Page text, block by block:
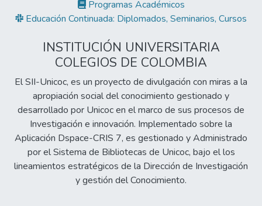
delitos conciliables, como violencia
intrafamiliar y hurtos menores.
fomentar el diálogo en zonas críticas como
Chía y Zipaquirá, por medio el Programa
La región Sabana Centro enfrenta retos
significativos en términos de seguridad y
convivencia ciudadana. Las cifras reflejan una
necesidad urgente de fortalecer estrategias
preventivas y restaurativas, como la
conciliación, que pueden mitigar la carga
sobre el sistema judicial y promover la
justicia social. UNICOC, con sus programas
Programas Académicos
Educación Continuada: Diplomados, Seminarios, Cursos
INSTITUCIÓN UNIVERSITARIA
COLEGIOS DE COLOMBIA
El SII-Unicoc, es un proyecto de divulgación con miras a la
apropiación social del conocimiento gestionado y
desarrollado por Unicoc en el marco de sus procesos de
Investigación e innovación. Implementado sobre la
Aplicación Dspace-CRIS 7, es gestionado y Administrado
por el Sistema de Bibliotecas de Unicoc, bajo el los
lineamientos estratégicos de la Dirección de Investigación
y gestión del Conocimiento.